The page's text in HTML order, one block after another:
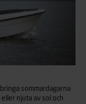
sommardagarna
njuta av sol och